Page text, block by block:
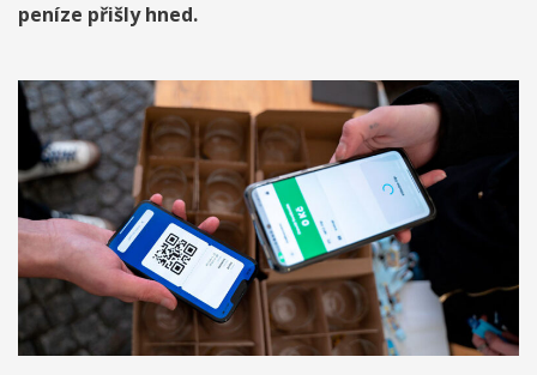
peníze přišly hned.